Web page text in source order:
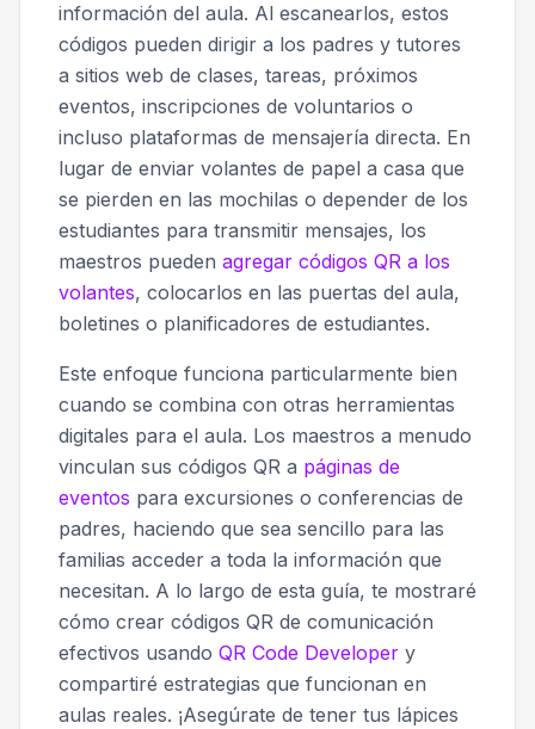
información del aula. Al escanearlos, estos
códigos pueden dirigir a los padres y tutores
a sitios web de clases, tareas, próximos
eventos, inscripciones de voluntarios o
incluso plataformas de mensajería directa. En
lugar de enviar volantes de papel a casa que
se pierden en las mochilas o depender de los
estudiantes para transmitir mensajes, los
maestros pueden agregar códigos QR a los
volantes, colocarlos en las puertas del aula,
boletines o planificadores de estudiantes.
Este enfoque funciona particularmente bien
cuando se combina con otras herramientas
digitales para el aula. Los maestros a menudo
vinculan sus códigos QR a páginas de
eventos para excursiones o conferencias de
padres, haciendo que sea sencillo para las
familias acceder a toda la información que
necesitan. A lo largo de esta guía, te mostraré
cómo crear códigos QR de comunicación
efectivos usando QR Code Developer y
compartiré estrategias que funcionan en
aulas reales. ¡Asegúrate de tener tus lápices